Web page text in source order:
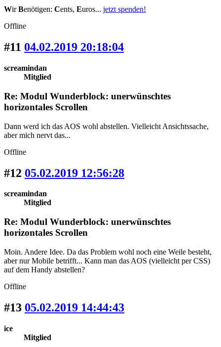
WirBenötigen: Cents, Euros... jetzt spenden!
Offline
#11 04.02.2019 20:18:04
screamindan
Mitglied
Re: Modul Wunderblock: unerwünschtes
horizontales Scrollen
Dann werd ich das AOS wohl abstellen. Vielleicht Ansichtssache,
aber mich nervt das...
Offline
#12 05.02.2019 12:56:28
screamindan
Mitglied
Re: Modul Wunderblock: unerwünschtes
horizontales Scrollen
Moin. Andere Idee. Da das Problem wohl noch eine Weile besteht,
aber nur Mobile betrifft... Kann man das AOS (vielleicht per CSS)
auf dem Handy abstellen?
Offline
#13 05.02.2019 14:44:43
ice
Mitglied